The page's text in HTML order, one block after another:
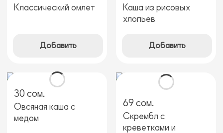
Классический омлет
Добавить
Каша из рисовых
хлопьев
Добавить
30 сом.
Овсяная каша с
медом
69 сом.
Скрембл с
креветками и